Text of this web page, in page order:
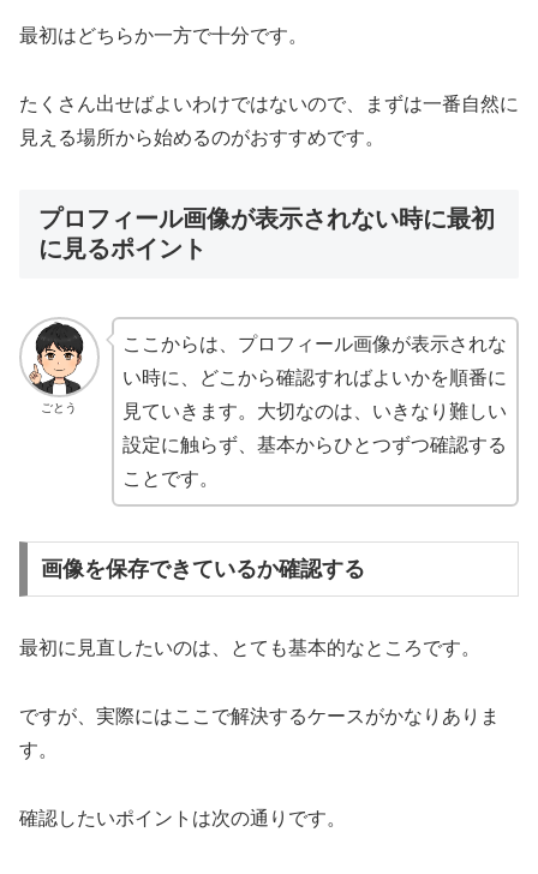
最初はどちらか一方で十分です。
たくさん出せばよいわけではないので、まずは一番自然に
見える場所から始めるのがおすすめです。
プロフィール画像が表示されない時に最初
に見るポイント
ごとう
ここからは、プロフィール画像が表示されな
い時に、どこから確認すればよいかを順番に
見ていきます。大切なのは、いきなり難しい
設定に触らず、基本からひとつずつ確認する
ことです。
画像を保存できているか確認する
最初に見直したいのは、とても基本的なところです。
ですが、実際にはここで解決するケースがかなりありま
す。
確認したいポイントは次の通りです。